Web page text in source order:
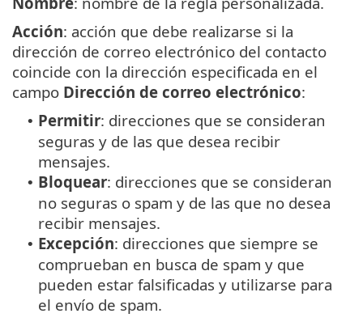
Acción: acción que debe realizarse si la
dirección de correo electrónico del contacto
coincide con la dirección especificada en el
campo Dirección de correo electrónico:
• Permitir: direcciones que se consideran
seguras y de las que desea recibir
mensajes.
• Bloquear: direcciones que se consideran
no seguras o spam y de las que no desea
recibir mensajes.
• Excepción: direcciones que siempre se
comprueban en busca de spam y que
pueden estar falsificadas y utilizarse para
el envío de spam.